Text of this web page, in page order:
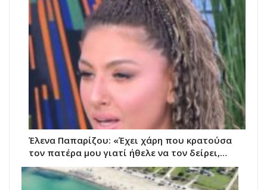
Έλενα Παπαρίζου: «Έχει χάρη που κρατούσα
τον πατέρα μου γιατί ήθελε να τον δείρει,…